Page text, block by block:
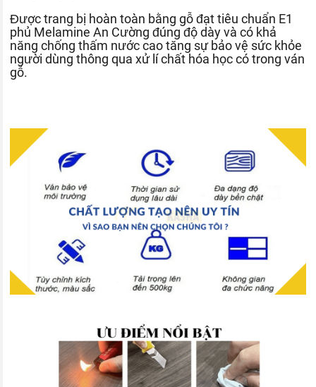
Được trang bị hoàn toàn bằng gỗ đạt tiêu chuẩn E1
phủ Melamine An Cường đúng độ dày và có khả
năng chống thấm nước cao tăng sự bảo vệ sức khỏe
người dùng thông qua xử lí chất hóa học có trong ván
gỗ.